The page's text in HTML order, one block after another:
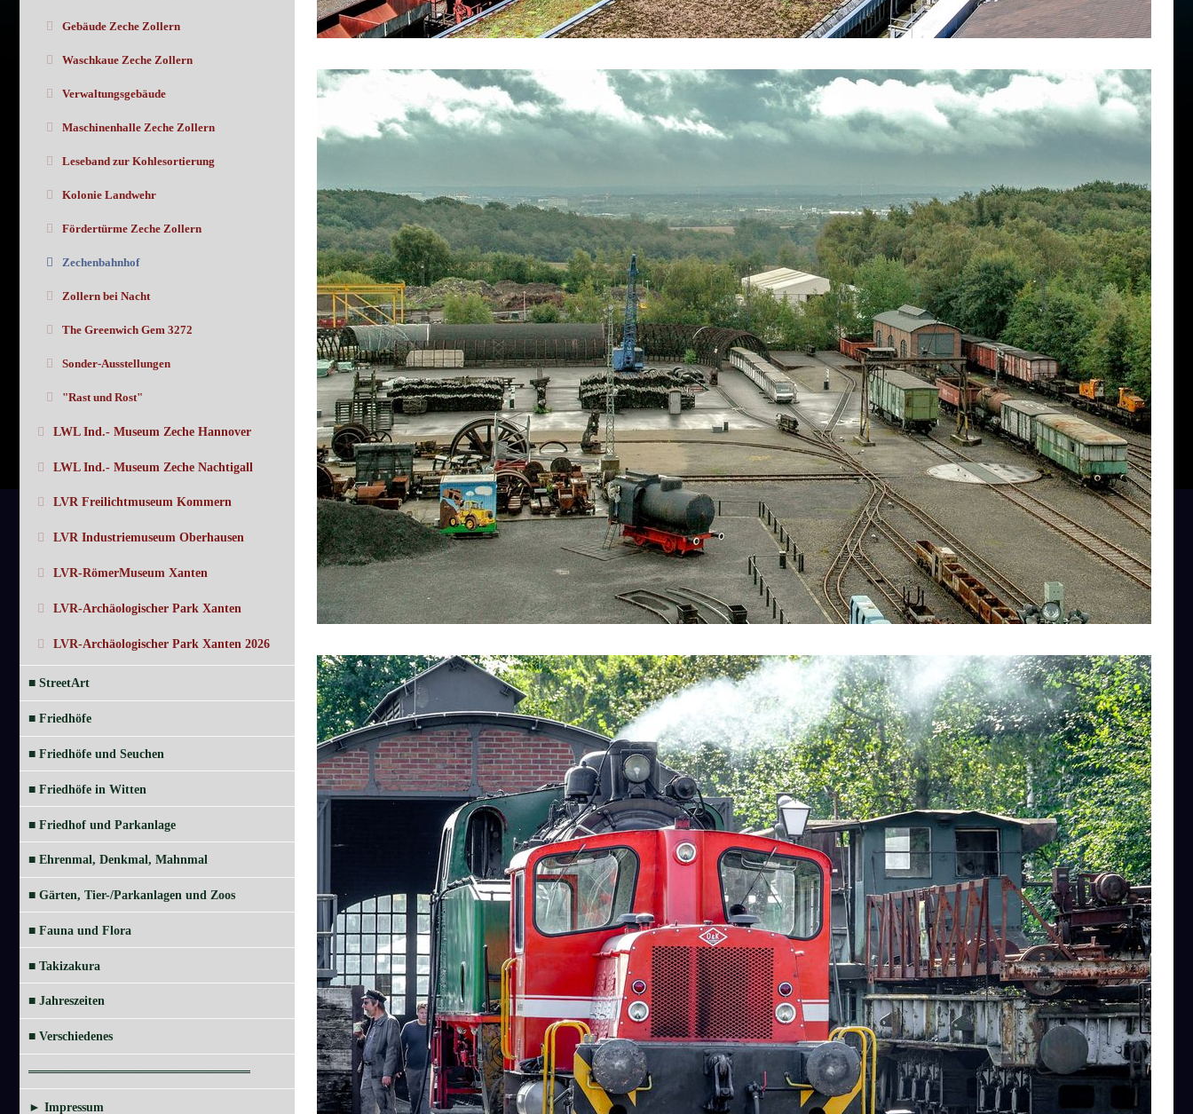
Gebäude Zeche Zollern
Waschkaue Zeche Zollern
Verwaltungsgebäude
Maschinenhalle Zeche Zollern
Leseband zur Kohlesortierung
Kolonie Landwehr
Fördertürme Zeche Zollern
Zechenbahnhof
Zollern bei Nacht
The Greenwich Gem 3272
Sonder-Ausstellungen
"Rast und Rost"
LWL Ind.- Museum Zeche Hannover
LWL Ind.- Museum Zeche Nachtigall
LVR Freilichtmuseum Kommern
LVR Industriemuseum Oberhausen
LVR-RömerMuseum Xanten
LVR-Archäologischer Park Xanten
LVR-Archäologischer Park Xanten 2026
■ StreetArt
■ Friedhöfe
■ Friedhöfe und Seuchen
■ Friedhöfe in Witten
■ Friedhof und Parkanlage
■ Ehrenmal, Denkmal, Mahnmal
■ Gärten, Tier-/Parkanlagen und Zoos
■ Fauna und Flora
■ Takizakura
■ Jahreszeiten
■ Verschiedenes
═════════════════════════
► Impressum